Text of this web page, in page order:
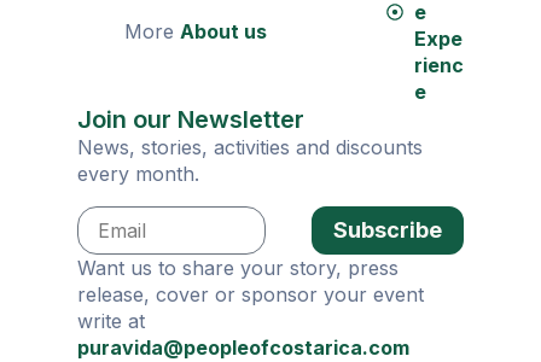
More About us
e
Expe
rienc
e
Join our Newsletter
News, stories, activities and discounts
every month.
Subscribe
Want us to share your story, press
release, cover or sponsor your event
write at
puravida@peopleofcostarica.com